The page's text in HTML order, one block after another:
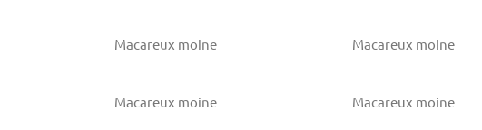
Macareux moine Macareux moine
Macareux moine Macareux moine